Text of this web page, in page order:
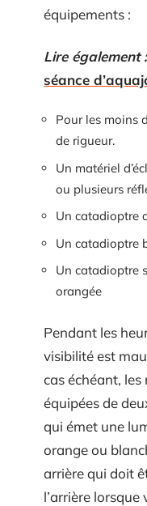
équipements :
Lire également :
séance
Pour les moins
de rigueur.
Un matériel
ou plusieurs
Un catadioptre
Un catadioptre
Un catadioptre
orangée
Pendant les
visibilité est
cas échéant,
équipées de
qui émet une
orange ou
arrière qui doit
l’arrière lorsque